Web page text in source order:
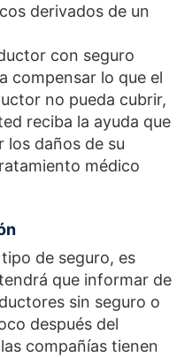
derivados de un
con seguro
compensar lo que el
no pueda cubrir,
reciba la ayuda que
los daños de su
médico
de seguro, es
que informar de
sin seguro o
después del
compañías tienen